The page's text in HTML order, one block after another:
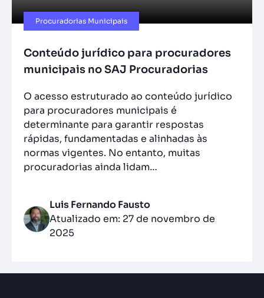
Procuradorias Municipais
Conteúdo jurídico para procuradores
municipais no SAJ Procuradorias
O acesso estruturado ao conteúdo jurídico
para procuradores municipais é
determinante para garantir respostas
rápidas, fundamentadas e alinhadas às
normas vigentes. No entanto, muitas
procuradorias ainda lidam…
Luis Fernando Fausto
Atualizado em: 27 de novembro de
2025